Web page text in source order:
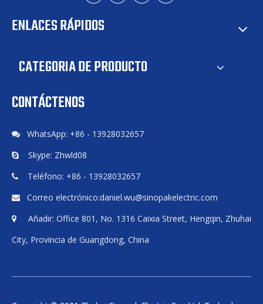
ENLACES RÁPIDOS
CATEGORIA DE PRODUCTO
CONTÁCTENOS
 WhatsApp: +86 - 13928032657
 Skype: Zhwld08
 Teléfono: +86 - 13928032657
 Correo electrónico:daniel.wu@sinopakelectric.com
 Añadir: Office 801, No. 1316 Caixia Street, Hengqin, Zhuhai
City, Provincia de Guangdong, China